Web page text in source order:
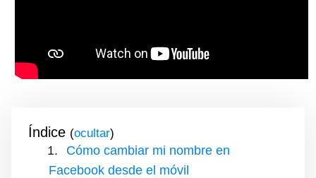
Índice ( )
Cómo cambiar mi nombre en
Facebook desde el móvil